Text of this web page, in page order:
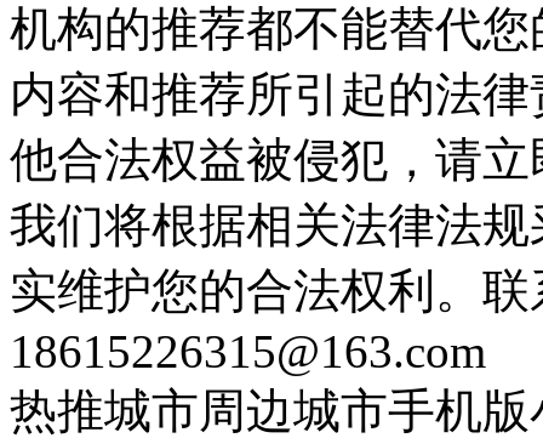
机构的推荐都不能替代
内容和推荐所引起的法
他合法权益被侵犯，请
我们将根据相关法律法
实维护您的合法权利。
18615226315@163.com
热推城市周边城市手机版